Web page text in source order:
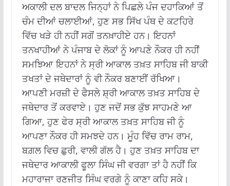
ਅਕਾਲੀ ਦਲ ਬਾਦਲ ਜਿਨ੍ਹਾਂ ਨੇ ਪਿਛਲੇ ਪੰਜ ਦਹਾਕਿਆਂ ਤੋਂ
ਚੰਮ ਦੀਆਂ ਚਲਾਈਆਂ, ਹੁਣ ਸਭ ਸਿੱਖ ਪੰਥ ਦੇ ਕਟਹਿਰੇ
ਵਿੱਚ ਖੜੇ ਹੀ ਨਹੀਂ ਸਗੋਂ ਤਨਖ਼ਾਹੀਏ ਹਨ। ਇਹਨਾਂ
ਤਨਖਾਹੀਆਂ ਨੇ ਪੰਜਾਬ ਦੇ ਲੋਕਾਂ ਨੂੰ ਆਪਣੇ ਨੌਕਰ ਹੀ ਨਹੀਂ
ਸਮਝਿਆ ਇਹਨਾਂ ਨੇ ਸ੍ਰੀ ਆਕਾਲ ਤਖ਼ਤ ਸਾਹਿਬ ਜੀ ਬਾਕੀ
ਤਖਤਾਂ ਦੇ ਜਥੇਦਾਰਾਂ ਨੂੰ ਵੀ ਨੌਕਰ ਬਣਾਈਂ ਰੱਖਿਆ।
ਆਪਣੀ ਮਰਜ਼ੀ ਦੇ ਫੈਸਲੇ ਸ਼੍ਰੀ ਆਕਾਲ ਤਖ਼ਤ ਸਾਹਿਬ ਦੇ
ਜਥੇਦਾਰ ਤੋਂ ਕਰਵਾਏ। ਹੁਣ ਜਦੋਂ ਸਭ ਕੁੱਝ ਸਾਹਮਣੇ ਆ
ਗਿਆ, ਹੁਣ ਫੇਰ ਸ੍ਰੀ ਆਕਾਲ ਤਖ਼ਤ ਸਾਹਿਬ ਜੀ ਨੂੰ
ਆਪਣਾ ਨੌਕਰ ਹੀ ਸਮਝਦੇ ਹਨ। ਮੂੰਹ ਵਿੱਚ ਰਾਮ ਰਾਮ,
ਬਗ਼ਲ ਵਿਚ ਛੁਰੀ, ਵਾਲੀ ਗੱਲ ਹੈ। ਹੁਣ ਤਖ਼ਤ ਸਾਹਿਬ ਦਾ
ਜਥੇਦਾਰ ਆਕਾਲੀ ਫੂਲਾ ਸਿੰਘ ਜੀ ਵਰਗਾ ਤਾਂ ਹੈ ਨਹੀਂ ਕਿ
ਮਹਾਰਾਜਾ ਰਣਜੀਤ ਸਿੰਘ ਵਰਗੇ ਨੂੰ ਕਾਣਾ ਕਹਿ ਸਕੇ।